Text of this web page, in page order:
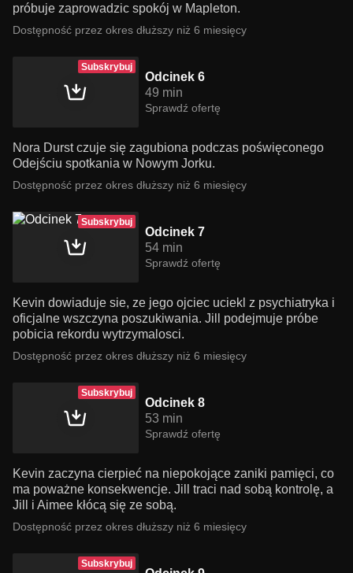
próbuje zaprowadzic spokój w Mapleton.
Dostępność przez okres dłuższy niż 6 miesięcy
Subskrybuj
Odcinek 6
49 min
Sprawdź ofertę
Nora Durst czuje się zagubiona podczas poświęconego
Odejściu spotkania w Nowym Jorku.
Dostępność przez okres dłuższy niż 6 miesięcy
Subskrybuj
Odcinek 7
54 min
Sprawdź ofertę
Kevin dowiaduje sie, ze jego ojciec uciekl z psychiatryka i
oficjalne wszczyna poszukiwania. Jill podejmuje próbe
pobicia rekordu wytrzymalosci.
Dostępność przez okres dłuższy niż 6 miesięcy
Subskrybuj
Odcinek 8
53 min
Sprawdź ofertę
Kevin zaczyna cierpieć na niepokojące zaniki pamięci, co
ma poważne konsekwencje. Jill traci nad sobą kontrolę, a
Jill i Aimee kłócą się ze sobą.
Dostępność przez okres dłuższy niż 6 miesięcy
Subskrybuj